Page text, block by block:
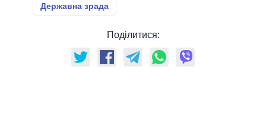
Державна зрада
Поділитися: